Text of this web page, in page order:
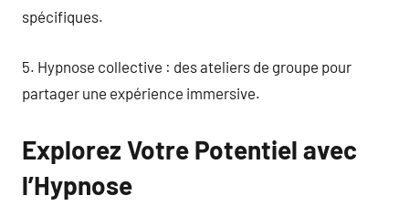
spécifiques.
5. Hypnose collective : des ateliers de groupe pour
partager une expérience immersive.
Explorez Votre Potentiel avec
l’Hypnose